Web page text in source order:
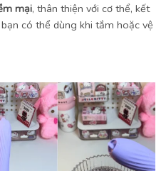
mại, thân thiện với cơ thể, kết
bạn có thể dùng khi tắm hoặc vệ